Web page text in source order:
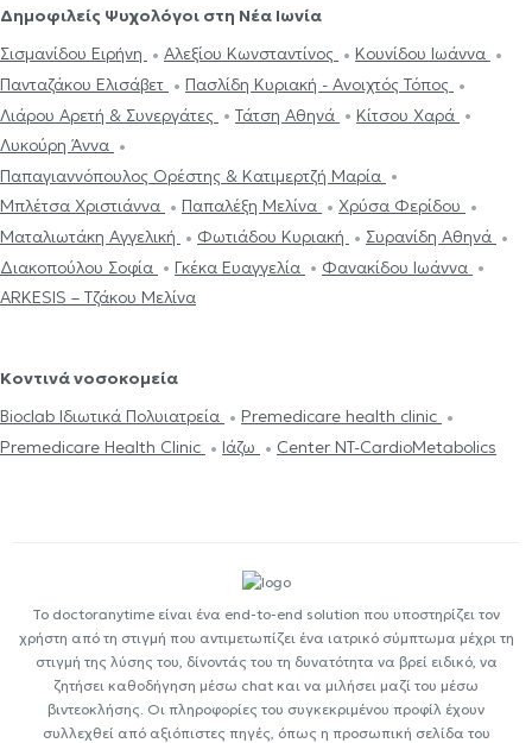
Δημοφιλείς Ψυχολόγοι στη Νέα Ιωνία
Σισμανίδου Ειρήνη
Αλεξίου Κωνσταντίνος
Κουνίδου Ιωάννα
Πανταζάκου Ελισάβετ
Πασλίδη Κυριακή - Ανοιχτός Τόπος
Λιάρου Αρετή & Συνεργάτες
Τάτση Αθηνά
Κίτσου Χαρά
Λυκούρη Άννα
Παπαγιαννόπουλος Ορέστης & Κατιμερτζή Μαρία
Μπλέτσα Χριστιάννα
Παπαλέξη Μελίνα
Χρύσα Φερίδου
Ματαλιωτάκη Αγγελική
Φωτιάδου Κυριακή
Συρανίδη Αθηνά
Διακοπούλου Σοφία
Γκέκα Ευαγγελία
Φανακίδου Ιωάννα
ARKESIS – Τζάκου Μελίνα
Κοντινά νοσοκομεία
Bioclab Ιδιωτικά Πολυιατρεία
Premedicare health clinic
Premedicare Health Clinic
Ιάζω Center NT-CardioMetabolics
Το doctoranytime είναι ένα end-to-end solution που υποστηρίζει τον
χρήστη από τη στιγμή που αντιμετωπίζει ένα ιατρικό σύμπτωμα μέχρι τη
στιγμή της λύσης του, δίνοντάς του τη δυνατότητα να βρεί ειδικό, να
ζητήσει καθοδήγηση μέσω chat και να μιλήσει μαζί του μέσω
βιντεοκλήσης. Οι πληροφορίες του συγκεκριμένου προφίλ έχουν
συλλεχθεί από αξιόπιστες πηγές, όπως η προσωπική σελίδα του